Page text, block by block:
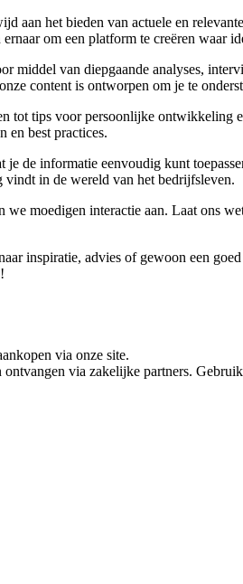
het bieden van actuele en
om een platform te creëren waar
middel van diepgaande analyses,
content is ontworpen om je te
tot tips voor persoonlijke ontwikkeling
en best practices.
de informatie eenvoudig kunt
in de wereld van het bedrijfsleven.
moedigen interactie aan. Laat ons
inspiratie, advies of gewoon een
via onze site.
via zakelijke partners.